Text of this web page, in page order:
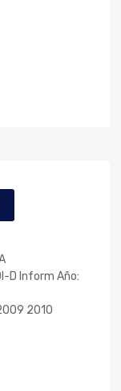
D Inform Año:
2010